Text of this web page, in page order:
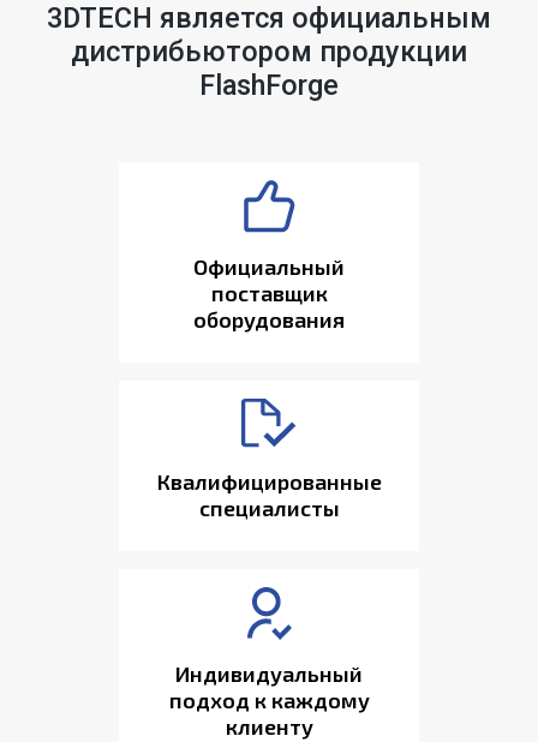
3DTECH является официальным
дистрибьютором продукции
FlashForge
Официальный
поставщик
оборудования
Квалифицированные
специалисты
Индивидуальный
подход к каждому
клиенту